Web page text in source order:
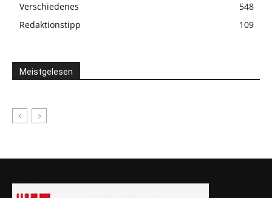
Verschiedenes
548
Redaktionstipp
109
Meistgelesen